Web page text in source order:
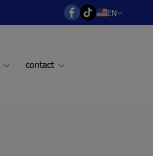
EN
contact